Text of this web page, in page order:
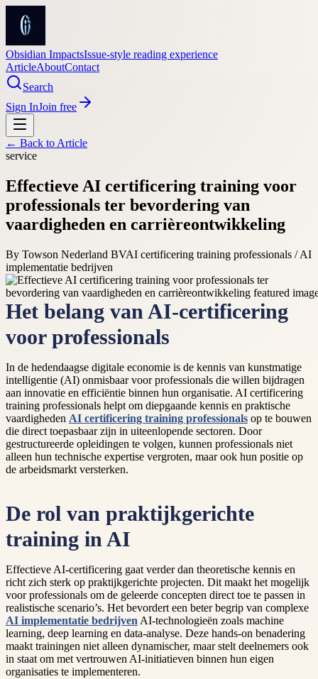
Obsidian ImpactsIssue-style reading experience
ArticleAboutContact
Search
Sign InJoin free
← Back to Article
service
Effectieve AI certificering training voor
professionals ter bevordering van
vaardigheden en carrièreontwikkeling
By Towson Nederland BVAI certificering training professionals / AI
implementatie bedrijven
Het belang van AI-certificering
voor professionals
In de hedendaagse digitale economie is de kennis van kunstmatige
intelligentie (AI) onmisbaar voor professionals die willen bijdragen
aan innovatie en efficiëntie binnen hun organisatie. AI certificering
training professionals helpt om diepgaande kennis en praktische
vaardigheden AI certificering training professionals op te bouwen
die direct toepasbaar zijn in uiteenlopende sectoren. Door
gestructureerde opleidingen te volgen, kunnen professionals niet
alleen hun technische expertise vergroten, maar ook hun positie op
de arbeidsmarkt versterken.
De rol van praktijkgerichte
training in AI
Effectieve AI-certificering gaat verder dan theoretische kennis en
richt zich sterk op praktijkgerichte projecten. Dit maakt het mogelijk
voor professionals om de geleerde concepten direct toe te passen in
realistische scenario’s. Het bevordert een beter begrip van complexe
AI implementatie bedrijven AI-technologieën zoals machine
learning, deep learning en data-analyse. Deze hands-on benadering
maakt trainingen niet alleen dynamischer, maar stelt deelnemers ook
in staat om met vertrouwen AI-initiatieven binnen hun eigen
organisaties te implementeren.